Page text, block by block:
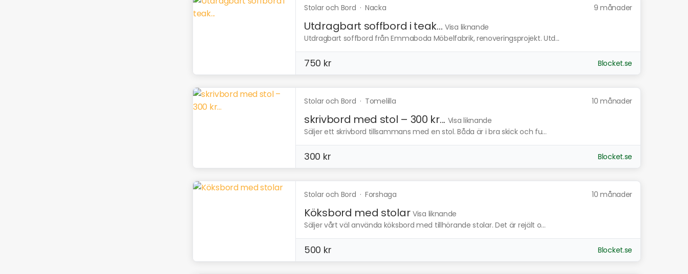
Stolar och Bord · Nacka 9 månader
Utdragbart soffbord i teak... Visa liknande
Utdragbart soffbord från Emmaboda Möbelfabrik, renoveringsprojekt. Utd...
750 kr Blocket.se
Stolar och Bord · Tomelilla 10 månader
skrivbord med stol – 300 kr... Visa liknande
Säljer ett skrivbord tillsammans med en stol. Båda är i bra skick och fu...
300 kr Blocket.se
Stolar och Bord · Forshaga 10 månader
Köksbord med stolar Visa liknande
Säljer vårt väl använda köksbord med tillhörande stolar. Det är rejält o...
500 kr Blocket.se